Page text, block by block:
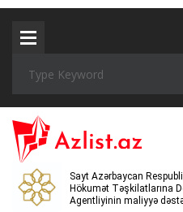
Sayt Azərbaycan
Hökumət Təşkilatlarına
Agentliyinin maliyyə